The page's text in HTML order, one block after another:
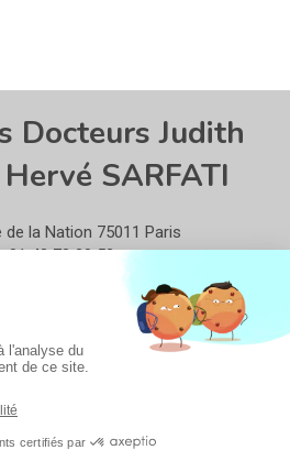
Docteurs Judith
SARFATI
de la Nation 75011 Paris
01 43 73 20 52
et charte cookie
légales
Utilisation